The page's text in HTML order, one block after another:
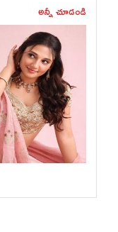
అన్నీ చూడండి